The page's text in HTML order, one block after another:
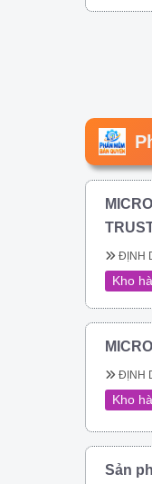
ĐỊNH
Kho
ĐỊNH
Kho
Sản